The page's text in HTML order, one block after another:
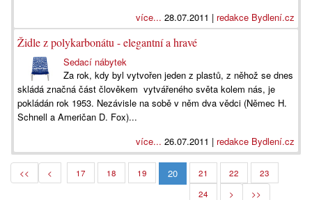
více... 28.07.2011 | redakce Bydlení.cz
Židle z polykarbonátu - elegantní a hravé
Sedací nábytek
Za rok, kdy byl vytvořen jeden z plastů, z něhož se dnes
skládá značná část člověkem vytvářeného světa kolem nás, je
pokládán rok 1953. Nezávisle na sobě v něm dva vědci (Němec H.
Schnell a Američan D. Fox)...
více... 26.07.2011 | redakce Bydlení.cz
<< < 17 18 19 20 21 22
23
24
> >>